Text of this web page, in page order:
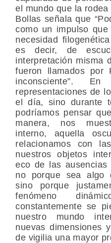
el mundo que la rodea
Bollas señala que
como un impulso
necesidad
es decir, de
interpretación misma
fueron llamados por
inconsciente”.
representaciones de
el día, sino durante
podríamos pensar
manera, nos
interno, aquella
relacionamos con
nuestros objetos
eco de las
no porque sea algo
sino porque
fenómeno
constantemente se
nuestro mundo
nuevas dimensiones
de vigilia una mayor